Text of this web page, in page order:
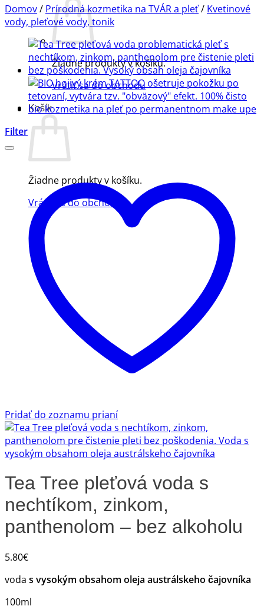
Žiadne produkty v košíku.
Vrátiť sa do obchodu
Košík
Žiadne produkty v košíku.
Vrátiť sa do obchodu
Domov/ Prírodná kozmetika na TVÁR a pleť/ Kvetinové
vody, pleťové vody, tonik
Filter
Pridať do zoznamu prianí
Tea Tree pleťová voda s
nechtíkom, zinkom,
panthenolom – bez alkoholu
5.80€
voda s vysokým obsahom oleja austrálskeho čajovníka
100ml